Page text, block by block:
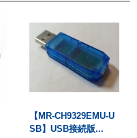
【MR-CH9329EMU-U
SB】USB接続版...